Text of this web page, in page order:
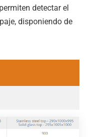
detectar el
disponiendo de